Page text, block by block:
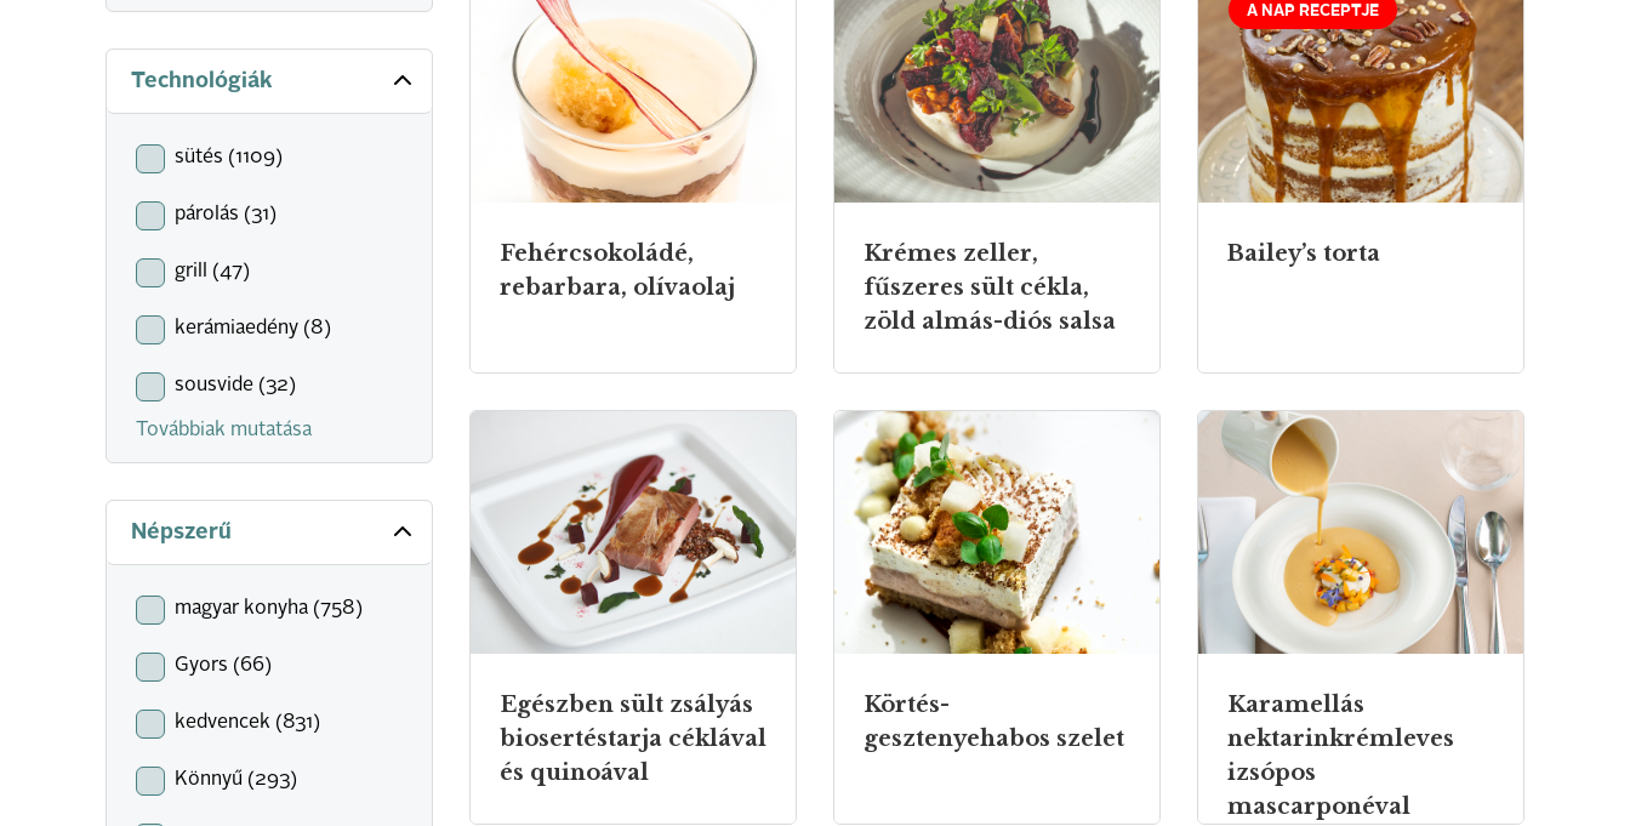
Technológiák
sütés (1109)
párolás (31)
grill (47)
kerámiaedény (8)
sousvide (32)
Továbbiak mutatása
Népszerű
magyar konyha (758)
Gyors (66)
kedvencek (831)
Könnyű (293)
Fehércsokoládé,
rebarbara, olívaolaj
Krémes zeller,
fűszeres sült cékla,
zöld almás-diós salsa
A NAP RECEPTJE
Bailey’s torta
Egészben sült zsályás
biosertéstarja céklával
és quinoával
Körtés-
gesztenyehabos szelet
Karamellás
nektarinkrémleves
izsópos
mascarponéval